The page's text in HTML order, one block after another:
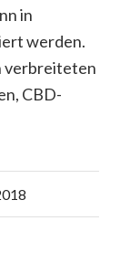
in
werden.
verbreiteten
CBD-